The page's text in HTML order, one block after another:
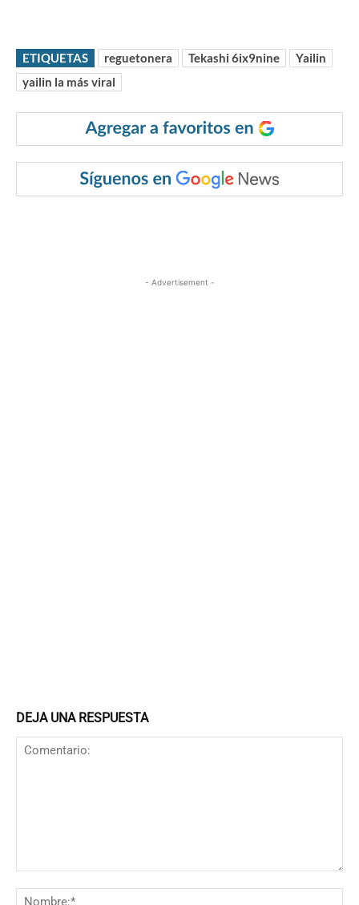
ETIQUETAS reguetonera Tekashi 6ix9nine
Yailin
yailin la más viral
- Advertisement -
DEJA UNA RESPUESTA